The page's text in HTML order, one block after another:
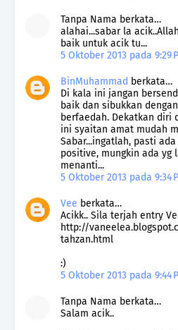
Tanpa Nama berkata…
alahai...sabar la
baik untuk acik tu...
5 Oktober 2013 pada 9:29
BinMuhammad berkata…
Di kala ini jangan
baik dan sibukkan
berfaedah. Dekatkan diri
ini syaitan amat mudah
Sabar...ingatlah, pasti
positive, mungkin ada yg
menanti...
5 Oktober 2013 pada 9:34
Vee berkata…
Acikk.. Sila terjah entry
http://
tahzan.html
:)
5 Oktober 2013 pada 9:44
Tanpa Nama berkata…
Salam acik..